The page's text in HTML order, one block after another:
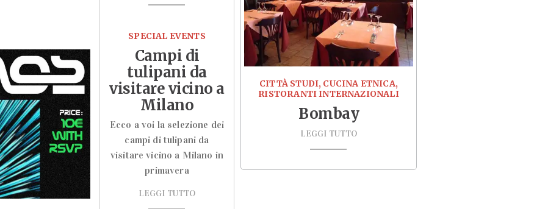
SPECIAL EVENTS
Campi di
tulipani da
visitare vicino a
Milano
Ecco a voi la selezione dei
campi di tulipani da
visitare vicino a Milano in
primavera
LEGGI TUTTO
CITTÀ STUDI, CUCINA ETNICA,
RISTORANTI INTERNAZIONALI
Bombay
LEGGI TUTTO